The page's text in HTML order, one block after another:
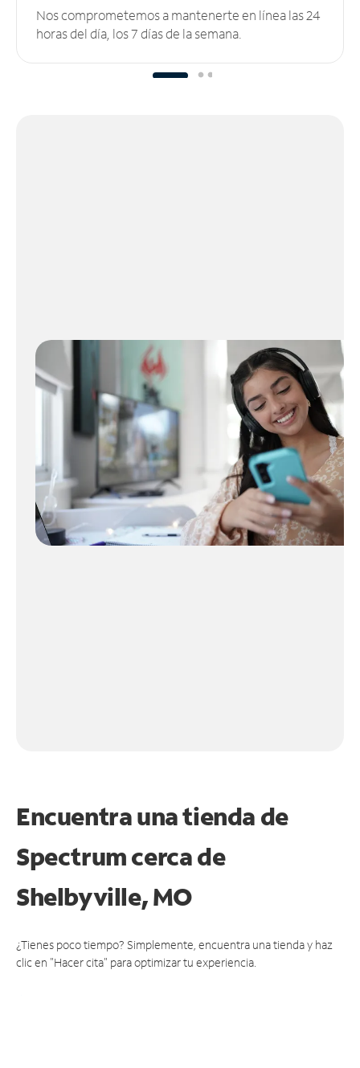
Nos comprometemos a mantenerte en línea las 24
horas del día, los 7 días de la semana.
Encuentra una tienda de
Spectrumcerca de
Shelbyville, MO
¿Tienes poco tiempo? Simplemente, encuentra una tienda y haz
clic en "Hacer cita" para optimizar tu experiencia.